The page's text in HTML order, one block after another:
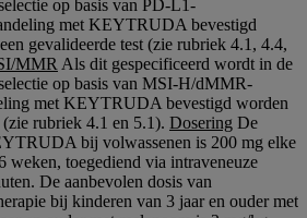
op basis van PD-L1-
met KEYTRUDA bevestigd
gevalideerde test (zie rubriek 4.1, 4.4,
MMR Als dit gespecificeerd wordt in de
op basis van MSI-H/dMMR-
met KEYTRUDA bevestigd worden
(zie rubriek 4.1 en 5.1). Dosering De
bij volwassenen is 200 mg elke
weken, toegediend via intraveneuze
De aanbevolen dosis van
bij kinderen van 3 jaar en ouder met